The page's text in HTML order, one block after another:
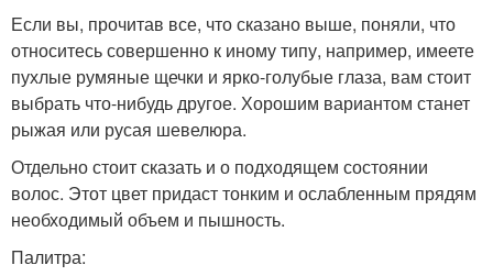
Если вы, прочитав все, что сказано выше, поняли, что
относитесь совершенно к иному типу, например, имеете
пухлые румяные щечки и ярко-голубые глаза, вам стоит
выбрать что-нибудь другое. Хорошим вариантом станет
рыжая или русая шевелюра.
Отдельно стоит сказать и о подходящем состоянии
волос. Этот цвет придаст тонким и ослабленным прядям
необходимый объем и пышность.
Палитра: